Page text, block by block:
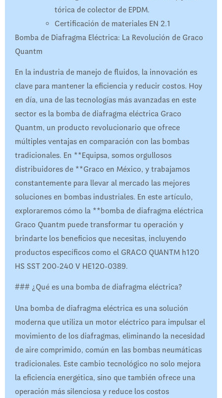
tórica de colector de EPDM.
Certificación de materiales EN 2.1
Bomba de Diafragma Eléctrica: La Revolución de Graco
Quantm
En la industria de manejo de fluidos, la innovación es
clave para mantener la eficiencia y reducir costos. Hoy
en día, una de las tecnologías más avanzadas en este
sector es la bomba de diafragma eléctrica Graco
Quantm, un producto revolucionario que ofrece
múltiples ventajas en comparación con las bombas
tradicionales. En **Equipsa, somos orgullosos
distribuidores de **Graco en México, y trabajamos
constantemente para llevar al mercado las mejores
soluciones en bombas industriales. En este artículo,
exploraremos cómo la **bomba de diafragma eléctrica
Graco Quantm puede transformar tu operación y
brindarte los beneficios que necesitas, incluyendo
productos específicos como el GRACO QUANTM h120
HS SST 200-240 V HE120-0389.
### ¿Qué es una bomba de diafragma eléctrica?
Una bomba de diafragma eléctrica es una solución
moderna que utiliza un motor eléctrico para impulsar el
movimiento de los diafragmas, eliminando la necesidad
de aire comprimido, común en las bombas neumáticas
tradicionales. Este cambio tecnológico no solo mejora
la eficiencia energética, sino que también ofrece una
operación más silenciosa y reduce los costos